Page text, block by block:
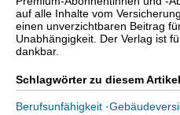
auf alle Inhalte vom
einen unverzichtbaren Beitrag
Unabhängigkeit. Der Verlag ist
dankbar.
Schlagwörter zu diesem Artikel
Berufsunfähigkeit ·